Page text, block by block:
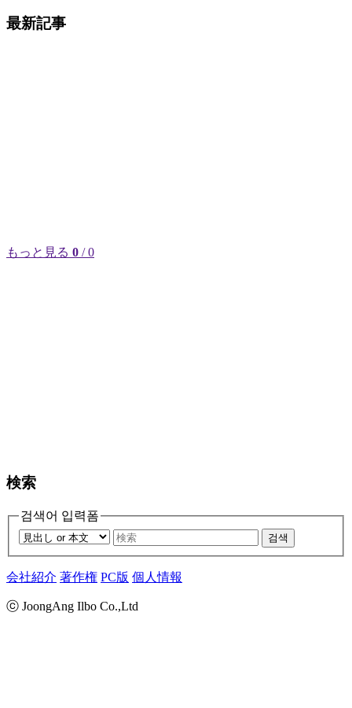
最新記事
もっと見る 0 / 0
検索
검색어 입력폼
검색
会社紹介 著作権 PC版 個人情報
ⓒ JoongAng Ilbo Co.,Ltd